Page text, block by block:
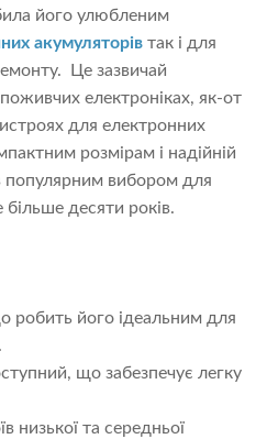
його улюбленим
акумуляторів так і для
Це зазвичай
електроніках, як-от
для електронних
розмірам і надійній
популярним вибором для
десяти років.
робить його ідеальним для
що забезпечує легку
низької та середньої